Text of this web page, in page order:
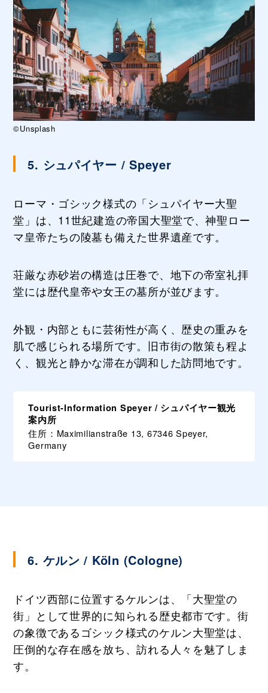
©Unsplash
5. シュパイヤー / Speyer
ローマ・ゴシック様式の「シュパイヤー大聖
堂」は、11世紀建造の帝国大聖堂で、神聖ロー
マ皇帝たちの陵墓も備えた世界遺産です。
荘厳な赤砂岩の構造は圧巻で、地下の帝室礼拝
堂には歴代皇帝や女王の墓所が並びます。
外観・内部ともに芸術性が高く、歴史の重みを
肌で感じられる場所です。旧市街の散策も程よ
く、観光と静かな滞在が調和した訪問地です。
Tourist-Information Speyer / シュパイヤー観光
案内所
住所：Maximilianstraße 13, 67346 Speyer,
Germany
6. ケルン / Köln (Cologne)
ドイツ西部に位置するケルンは、「大聖堂の
街」として世界的に知られる歴史都市です。街
の象徴であるゴシック様式のケルン大聖堂は、
圧倒的な存在感を放ち、訪れる人々を魅了しま
す。